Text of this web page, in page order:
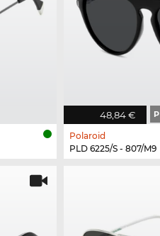
48,84 € P
Polaroid
PLD 6225/S - 807/M9